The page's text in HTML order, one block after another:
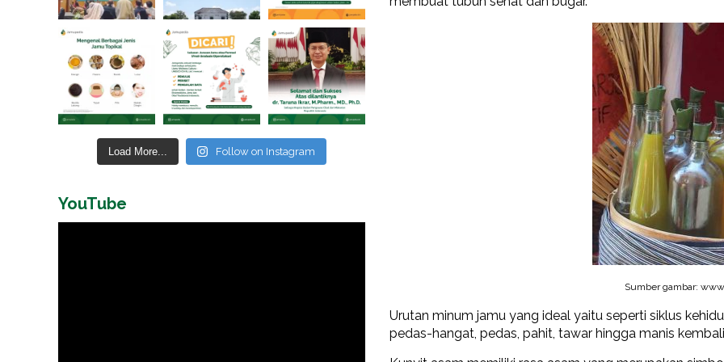
Sumber gambar:
Urutan minum jamu yang ideal yaitu seperti siklus
pedas-hangat, pedas, pahit, tawar hingga manis
Load More... Follow on Instagram
YouTube